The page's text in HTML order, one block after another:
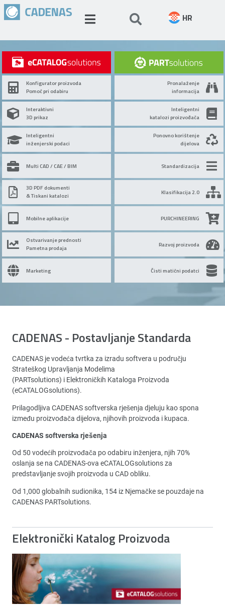
HR
Konfigurator proizvoda
Pomoć pri odabiru
Interaktivni
3D prikaz
Inteligentni
inženjerski podaci
Multi CAD / CAE / BIM
3D PDF dokumenti
& Tiskani katalozi
Mobilne aplikacije
Ostvarivanje prednosti
Pametna prodaja
Marketing
Pronalaženje
informacija
Inteligentni
katalozi proizvođača
Ponovno korištenje
dijelova
Standardizacija
Klasifikacija 2.0
PURCHINEERING
Razvoj proizvoda
Čisti matični podatci
CADENAS - Postavljanje Standarda
CADENAS je vodeća tvrtka za izradu softvera u području
Strateškog Upravljanja Modelima
(PARTsolutions) i Elektroničkih Kataloga Proizvoda
(eCATALOGsolutions).
Prilagodljiva CADENAS softverska rješenja djeluju kao spona
između proizvođača dijelova, njihovih proizvoda i kupaca.
CADENAS softverska rješenja
Od 50 vodećih proizvođača po odabiru inženjera, njih 70%
oslanja se na CADENAS-ova eCATALOGsolutions za
predstavljanje svojih proizvoda u CAD obliku.
Od 1,000 globalnih sudionika, 154 iz Njemačke se pouzdaje na
CADENAS PARTsolutions.
Elektronički Katalog Proizvoda